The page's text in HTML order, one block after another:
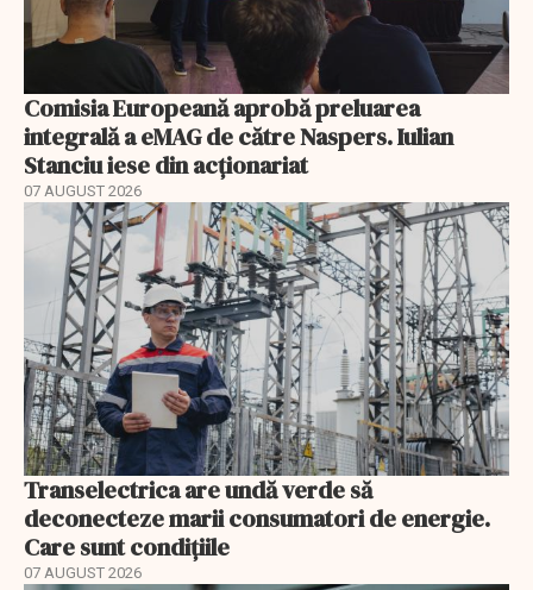
Comisia Europeană aprobă preluarea
integrală a eMAG de către Naspers. Iulian
Stanciu iese din acționariat
07 AUGUST 2026
Transelectrica are undă verde să
deconecteze marii consumatori de energie.
Care sunt condițiile
07 AUGUST 2026